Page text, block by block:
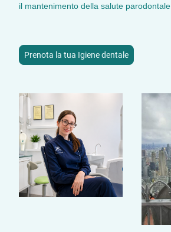
il mantenimento della salute parodontale
Prenota la tua Igiene dentale